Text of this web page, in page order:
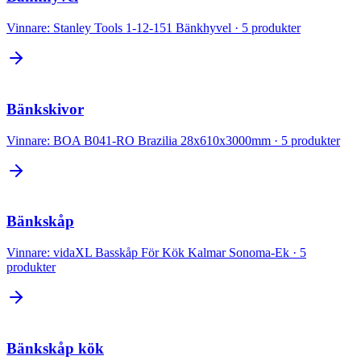
Vinnare: Stanley Tools 1-12-151 Bänkhyvel · 5 produkter
Bänkskivor
Vinnare: BOA B041-RO Brazilia 28x610x3000mm · 5 produkter
Bänkskåp
Vinnare: vidaXL Basskåp För Kök Kalmar Sonoma-Ek · 5
produkter
Bänkskåp kök